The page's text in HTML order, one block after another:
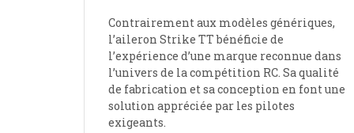
Contrairement aux modèles génériques,
l’aileron Strike TT bénéficie de
l’expérience d’une marque reconnue dans
l’univers de la compétition RC. Sa qualité
de fabrication et sa conception en font une
solution appréciée par les pilotes
exigeants.